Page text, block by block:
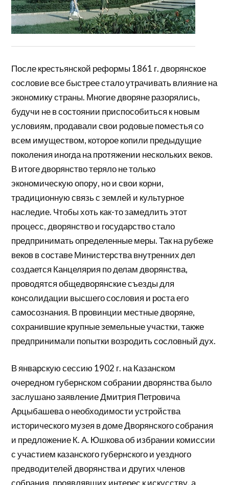
После крестьянской реформы 1861 г. дворянское
сословие все быстрее стало утрачивать влияние на
экономику страны. Многие дворяне разорялись,
будучи не в состоянии приспособиться к новым
условиям, продавали свои родовые поместья со
всем имуществом, которое копили предыдущие
поколения иногда на протяжении нескольких веков.
В итоге дворянство теряло не только
экономическую опору, но и свои корни,
традиционную связь с землей и культурное
наследие. Чтобы хоть как-то замедлить этот
процесс, дворянство и государство стало
предпринимать определенные меры. Так на рубеже
веков в составе Министерства внутренних дел
создается Канцелярия по делам дворянства,
проводятся общедворянские съезды для
консолидации высшего сословия и роста его
самосознания. В провинции местные дворяне,
сохранившие крупные земельные участки, также
предпринимали попытки возродить сословный дух.
В январскую сессию 1902 г. на Казанском
очередном губернском собрании дворянства было
заслушано заявление Дмитрия Петровича
Арцыбашева о необходимости устройства
исторического музея в доме Дворянского собрания
и предложение К. А. Юшкова об избрании комиссии
с участием казанского губернского и уездного
предводителей дворянства и других членов
собрания, проявлявших интерес к искусству, а